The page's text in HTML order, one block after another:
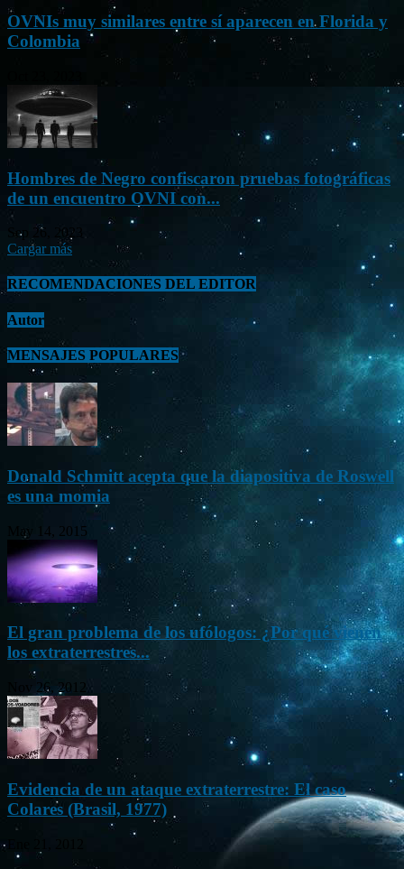
OVNIs muy similares entre sí aparecen en Florida y
Colombia
Hombres de Negro confiscaron pruebas fotográficas
de un encuentro OVNI con...
Sep 26, 2023
Cargar más
RECOMENDACIONES DEL EDITOR
Autor
MENSAJES POPULARES
Donald Schmitt acepta que la diapositiva de Roswell
es una momia
May 14, 2015
El gran problema de los ufólogos: ¿Por qué vienen
los extraterrestres...
Nov 26, 2012
Evidencia de un ataque extraterrestre: El caso
Colares (Brasil, 1977)